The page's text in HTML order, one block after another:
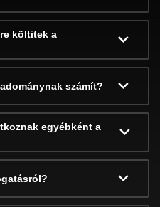
költitek a
számít?
egyébként a